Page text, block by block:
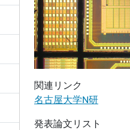
関連リンク
名古屋大学N研
発表論文リスト